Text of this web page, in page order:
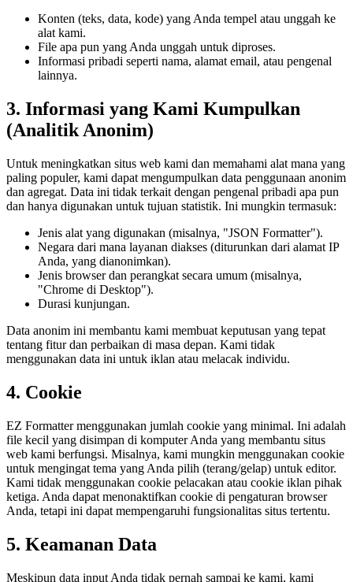
Konten (teks, data, kode) yang Anda tempel atau unggah ke
alat kami.
File apa pun yang Anda unggah untuk diproses.
Informasi pribadi seperti nama, alamat email, atau pengenal
lainnya.
3. Informasi yang Kami Kumpulkan
(Analitik Anonim)
Untuk meningkatkan situs web kami dan memahami alat mana yang
paling populer, kami dapat mengumpulkan data penggunaan anonim
dan agregat. Data ini tidak terkait dengan pengenal pribadi apa pun
dan hanya digunakan untuk tujuan statistik. Ini mungkin termasuk:
Jenis alat yang digunakan (misalnya, "JSON Formatter").
Negara dari mana layanan diakses (diturunkan dari alamat IP
Anda, yang dianonimkan).
Jenis browser dan perangkat secara umum (misalnya,
"Chrome di Desktop").
Durasi kunjungan.
Data anonim ini membantu kami membuat keputusan yang tepat
tentang fitur dan perbaikan di masa depan. Kami tidak
menggunakan data ini untuk iklan atau melacak individu.
4. Cookie
EZ Formatter menggunakan jumlah cookie yang minimal. Ini adalah
file kecil yang disimpan di komputer Anda yang membantu situs
web kami berfungsi. Misalnya, kami mungkin menggunakan cookie
untuk mengingat tema yang Anda pilih (terang/gelap) untuk editor.
Kami tidak menggunakan cookie pelacakan atau cookie iklan pihak
ketiga. Anda dapat menonaktifkan cookie di pengaturan browser
Anda, tetapi ini dapat mempengaruhi fungsionalitas situs tertentu.
5. Keamanan Data
Meskipun data input Anda tidak pernah sampai ke kami, kami